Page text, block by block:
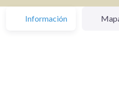
Información